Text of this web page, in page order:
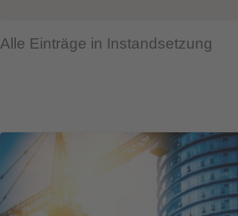
Alle Einträge in Instandsetzung